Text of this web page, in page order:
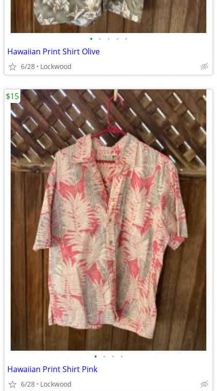
• • • • •
Hawaiian Print Shirt Olive
6/28 Lockwood
• • • •
Hawaiian Print Shirt Pink
6/28 Lockwood
$15